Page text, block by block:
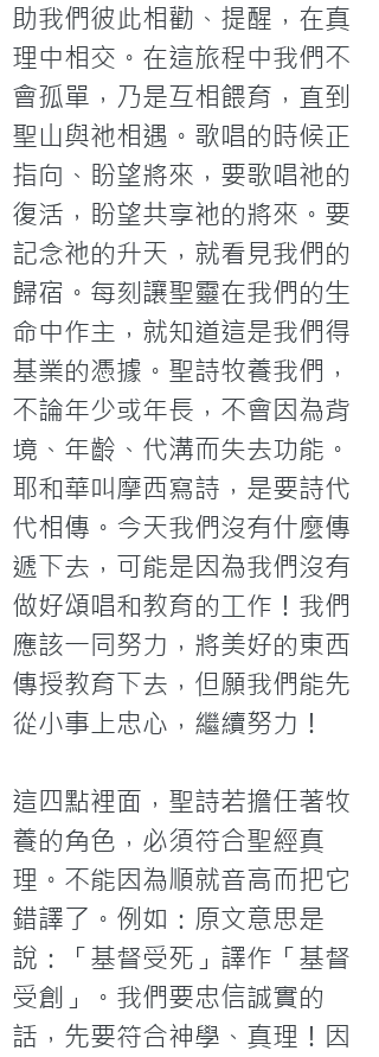
助我們彼此相勸、提醒，在真
理中相交。在這旅程中我們不
會孤單，乃是互相餵育，直到
聖山與祂相遇。歌唱的時候正
指向、盼望將來，要歌唱祂的
復活，盼望共享衪的將來。要
記念祂的升天，就看見我們的
歸宿。每刻讓聖靈在我們的生
命中作主，就知道這是我們得
基業的憑據。聖詩牧養我們，
不論年少或年長，不會因為背
境、年齡、代溝而失去功能。
耶和華叫摩西寫詩，是要詩代
代相傳。今天我們沒有什麼傳
遞下去，可能是因為我們沒有
做好頌唱和教育的工作！我們
應該一同努力，將美好的東西
傳授教育下去，但願我們能先
從小事上忠心，繼續努力！
這四點裡面，聖詩若擔任著牧
養的角色，必須符合聖經真
理。不能因為順就音高而把它
錯譯了。例如：原文意思是
說：「基督受死」譯作「基督
受創」。我們要忠信誠實的
話，先要符合神學、真理！因